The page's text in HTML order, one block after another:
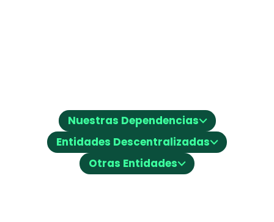
Nuestras Dependencias⌵
Entidades Descentralizadas⌵
Otras Entidades⌵